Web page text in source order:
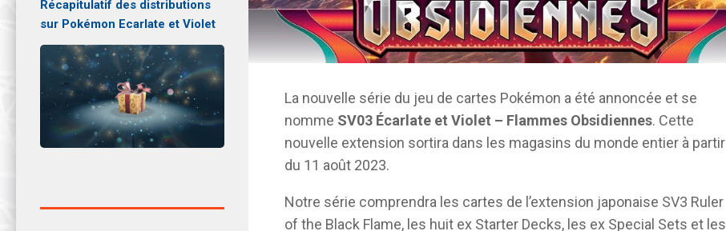
La nouvelle série du jeu de cartes Pokémon a été annoncée et se
nomme SV03 Écarlate et Violet – Flammes Obsidiennes. Cette
nouvelle extension sortira dans les magasins du monde entier à partir
du 11 août 2023.
Notre série comprendra les cartes de l’extension japonaise SV3 Ruler
of the Black Flame, les huit ex Starter Decks, les ex Special Sets et les
Récapitulatif des distributions
sur Pokémon Ecarlate et Violet